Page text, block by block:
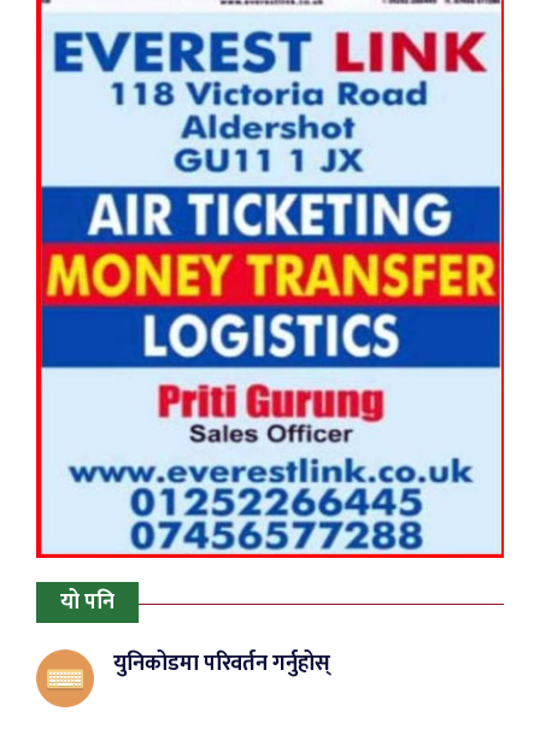
यो पनि
युनिकोडमा परिवर्तन गर्नुहोस्